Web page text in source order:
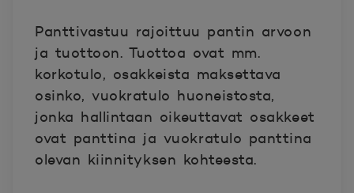
Panttivastuu rajoittuu pantin arvoon
ja tuottoon. Tuottoa ovat mm.
korkotulo, osakkeista maksettava
osinko, vuokratulo huoneistosta,
jonka hallintaan oikeuttavat osakkeet
ovat panttina ja vuokratulo panttina
olevan kiinnityksen kohteesta.